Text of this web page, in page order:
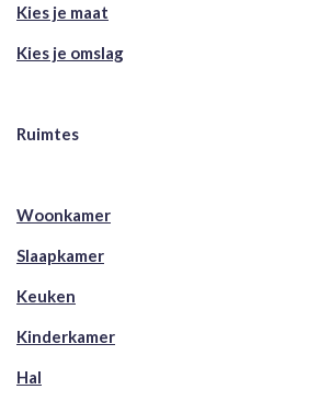
Kies je maat
Kies je omslag
Ruimtes
Woonkamer
Slaapkamer
Keuken
Kinderkamer
Hal